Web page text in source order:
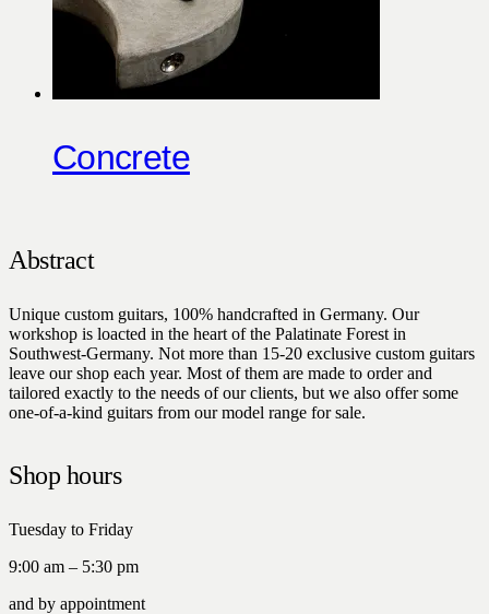
Concrete
Abstract
Unique custom guitars, 100% handcrafted in Germany. Our
workshop is loacted in the heart of the Palatinate Forest in
Southwest-Germany. Not more than 15-20 exclusive custom guitars
leave our shop each year. Most of them are made to order and
tailored exactly to the needs of our clients, but we also offer some
one-of-a-kind guitars from our model range for sale.
Shop hours
Tuesday to Friday
9:00 am – 5:30 pm
and by appointment